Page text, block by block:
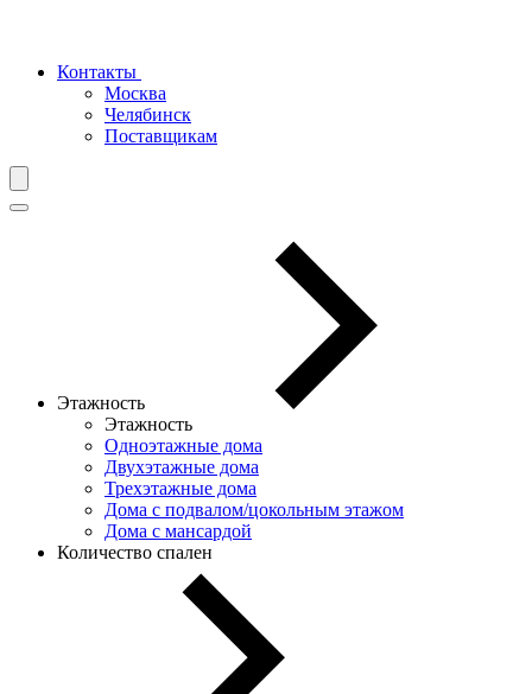
Контакты
Москва
Челябинск
Поставщикам
Этажность
Этажность
Одноэтажные дома
Двухэтажные дома
Трехэтажные дома
Дома с подвалом/цокольным этажом
Дома с мансардой
Количество спален